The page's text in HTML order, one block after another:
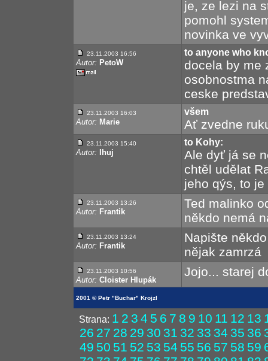
je, ze lezi na
pomohl
novinka ve
23.11.2003 16:56
Autor: PetoW
to anyone who
docela by me
osobnostma
ceske
23.11.2003 16:03
Autor: Marie
všem
Ať zvedne
23.11.2003 15:40
Autor: Ihuj
to Kohy:
Ale dyť já se
chtěl udělat
jeho qýs, to je
23.11.2003 13:26
Autor: Frantik
Ted malinko
někdo nemá
23.11.2003 13:24
Autor: Frantik
Napište
nějak zamrzá
23.11.2003 10:56
Autor: Cloister Hlupák
Jojo... starej
2001 © Petr "Buchar" Krojzl
Strana: 1 2 3 4 5 6 7 8 9 10 11 12 13
26 27 28 29 30 31 32 33 34 35 36
49 50 51 52 53 54 55 56 57 58 59